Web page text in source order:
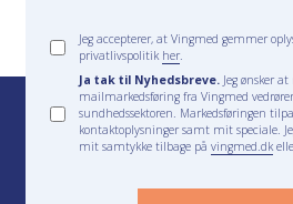
Jeg accepterer, at Vingmed gemmer
privatlivspolitik her.
Ja tak til Nyhedsbreve. Jeg ønsker
mailmarkedsføring fra Vingmed
sundhedssektoren. Markedsføringen
kontaktoplysninger samt mit speciale.
mit samtykke tilbage påvingmed.dk